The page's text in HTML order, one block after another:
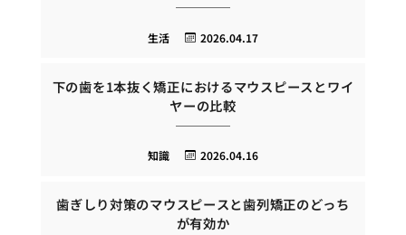
2026.04.17
生活
下の歯を1本抜く矯正におけるマウスピースとワイ
ヤーの比較
2026.04.16
知識
歯ぎしり対策のマウスピースと歯列矯正のどっち
が有効か